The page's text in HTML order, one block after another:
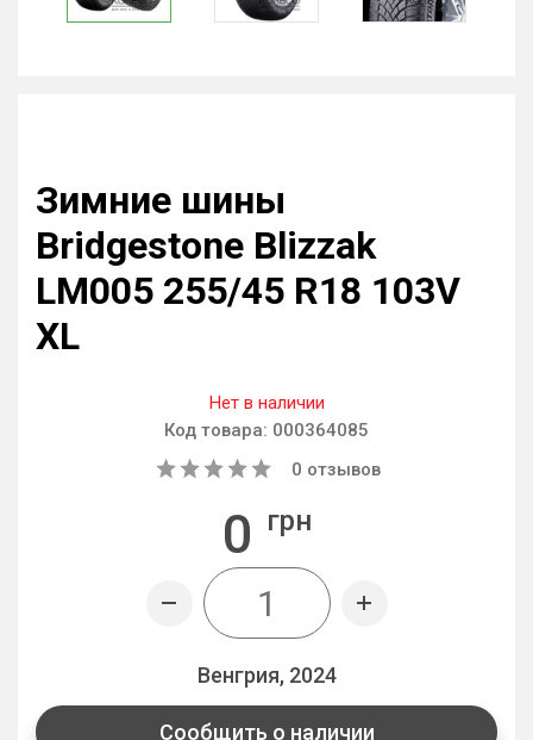
Зимние шины
Bridgestone Blizzak
LM005 255/45 R18 103V
XL
Нет в наличии
Код товара: 000364085
0 отзывов
0 грн
Венгрия, 2024
Сообщить о наличии